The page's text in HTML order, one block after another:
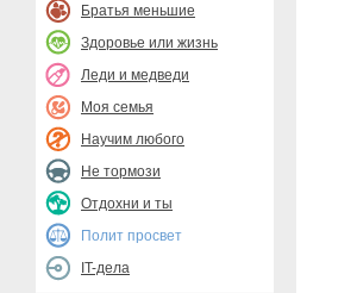
Братья меньшие
Здоровье или жизнь
Леди и медведи
Моя семья
Научим любого
Не тормози
Отдохни и ты
Полит просвет
IT-дела